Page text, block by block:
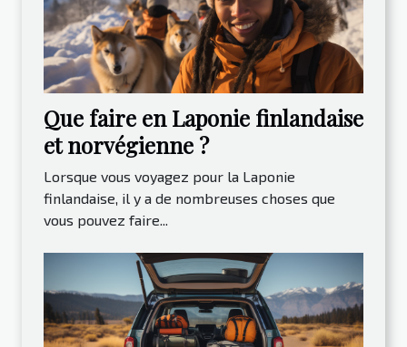
Que faire en Laponie finlandaise
et norvégienne ?
Lorsque vous voyagez pour la Laponie
finlandaise, il y a de nombreuses choses que
vous pouvez faire...